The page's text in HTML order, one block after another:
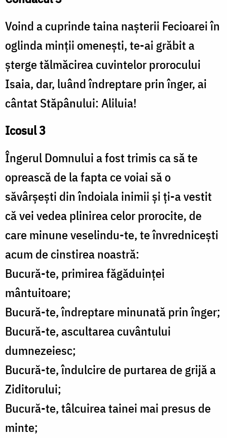
Voind a cuprinde taina nașterii Fecioarei în
oglinda minții omenești, te-ai grăbit a
șterge tălmăcirea cuvintelor prorocului
Isaia, dar, luând îndreptare prin înger, ai
cântat Stăpânului: Aliluia!
Icosul 3
Îngerul Domnului a fost trimis ca să te
oprească de la fapta ce voiai să o
săvârșești din îndoiala inimii și ți-a vestit
că vei vedea plinirea celor prorocite, de
care minune veselindu-te, te învrednicești
acum de cinstirea noastră:
Bucură-te, primirea făgăduinței
mântuitoare;
Bucură-te, îndreptare minunată prin înger;
Bucură-te, ascultarea cuvântului
dumnezeiesc;
Bucură-te, îndulcire de purtarea de grijă a
Ziditorului;
Bucură-te, tâlcuirea tainei mai presus de
minte;